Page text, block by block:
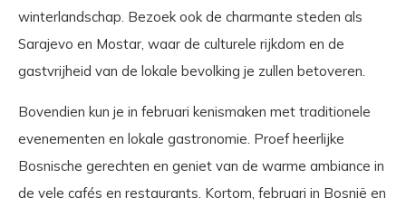
winterlandschap. Bezoek ook de charmante steden als
Sarajevo en Mostar, waar de culturele rijkdom en de
gastvrijheid van de lokale bevolking je zullen betoveren.
Bovendien kun je in februari kenismaken met traditionele
evenementen en lokale gastronomie. Proef heerlijke
Bosnische gerechten en geniet van de warme ambiance in
de vele cafés en restaurants. Kortom, februari in Bosnië en